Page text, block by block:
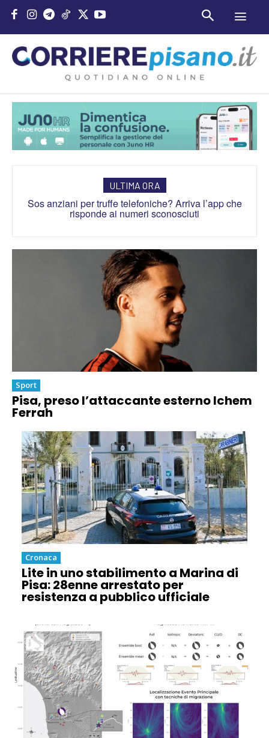
ULTIMA ORA
Sos anziani per truffe telefoniche? Arriva l’app che
risponde ai numeri sconosciuti
Sport
Pisa, preso l’attaccante esterno Ichem
Ferrah
Cronaca
Lite in uno stabilimento a Marina di
Pisa: 28enne arrestato per
resistenza a pubblico ufficiale